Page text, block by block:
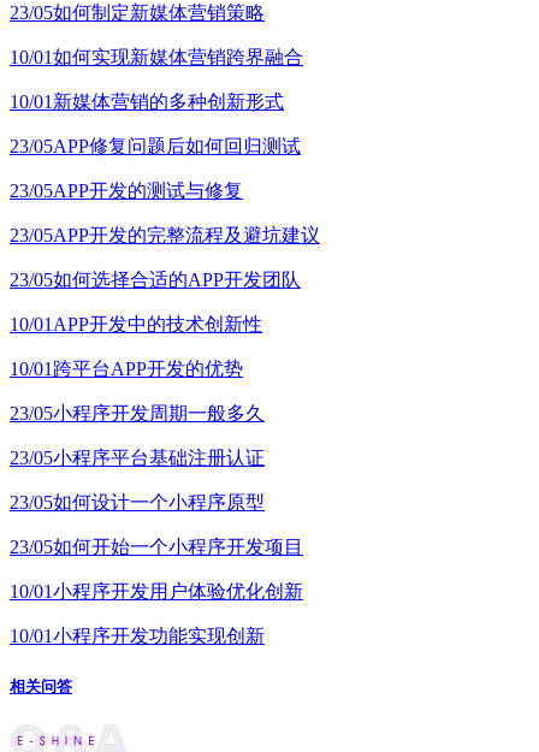
23/05如何制定新媒体营销策略
10/01如何实现新媒体营销跨界融合
10/01 新媒体营销的多种创新形式
23/05APP修复问题后如何回归测试
23/05APP开发的测试与修复
23/05APP开发的完整流程及避坑建议
23/05如何选择合适的APP开发团队
10/01 APP开发中的技术创新性
10/01 跨平台APP开发的优势
23/05小程序开发周期一般多久
23/05小程序平台基础注册认证
23/05如何设计一个小程序原型
23/05如何开始一个小程序开发项目
10/01小程序开发用户体验优化创新
10/01小程序开发功能实现创新
相关问答